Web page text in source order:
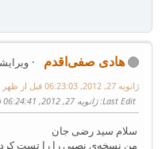
هادی صفی‌اقدم
ژانویه 27, 2012, 06:23:03 قبل از ظهر
Last Edit: ژانویه 27, 2012, 06:24:41 قبل از ظهر by هادی صفی‌اقدم
سلام سید رضی جان
من نسخه‌ی نصبی را را تست